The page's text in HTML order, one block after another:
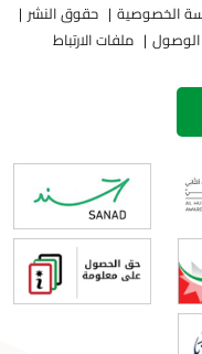
الخصوصية
حقوق النشر
ملفات الارتباط